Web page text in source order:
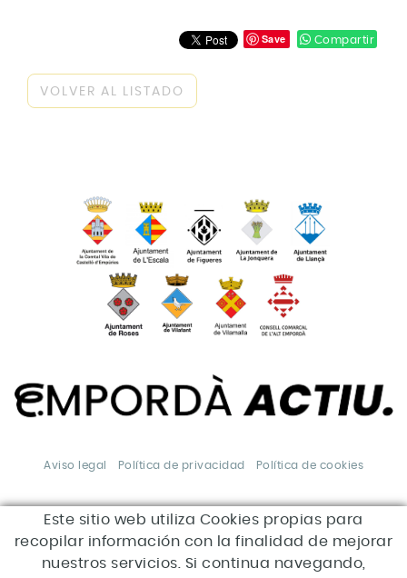
Save Compartir
VOLVER AL LISTADO
Aviso legal Política de privacidad Política de cookies
*Esta acción está
subvencionada por el Servei
Públic d'Ocupació de Catalunya
en el marco de los Programas
de apoyo al desarrollo local.
Este sitio web utiliza Cookies propias para
recopilar información con la finalidad de mejorar
nuestros servicios. Si continua navegando,